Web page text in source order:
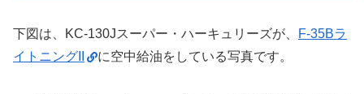
下図は、KC-130Jスーパー・ハーキュリーズが、
F-35Bラ
イトニングII
に空中給油をしている写真です。